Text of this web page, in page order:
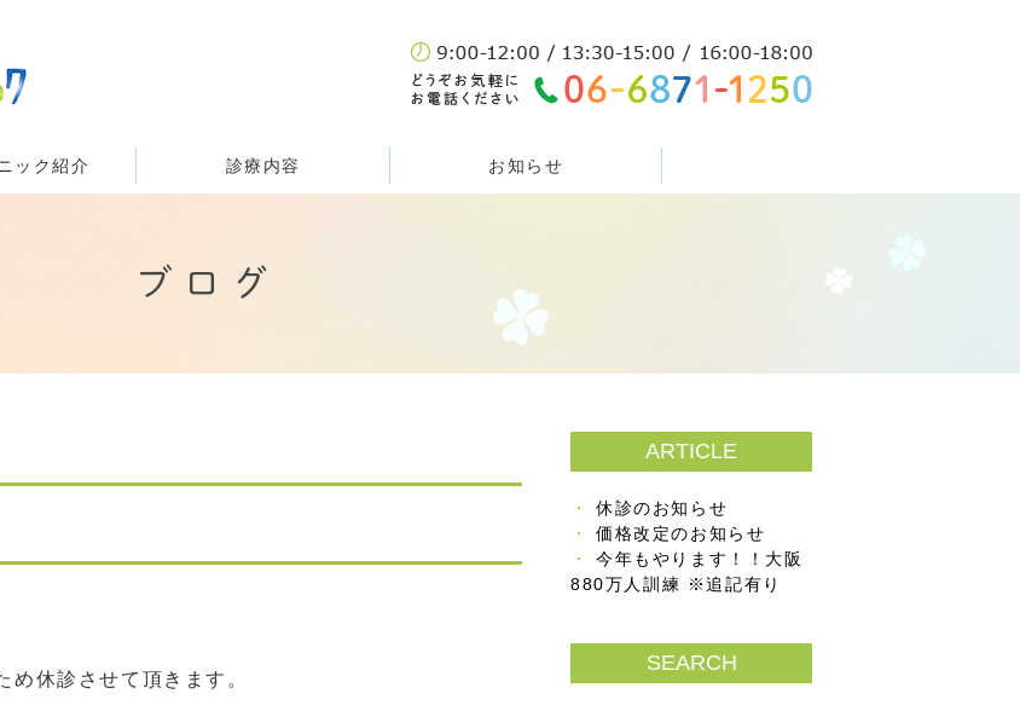
ック紹介 診療内容 お知らせ
ブログ
め休診させて頂きます。
ARTICLE
休診のお知らせ
価格改定のお知らせ
今年もやります！！大阪
880万人訓練 ※追記有り
SEARCH